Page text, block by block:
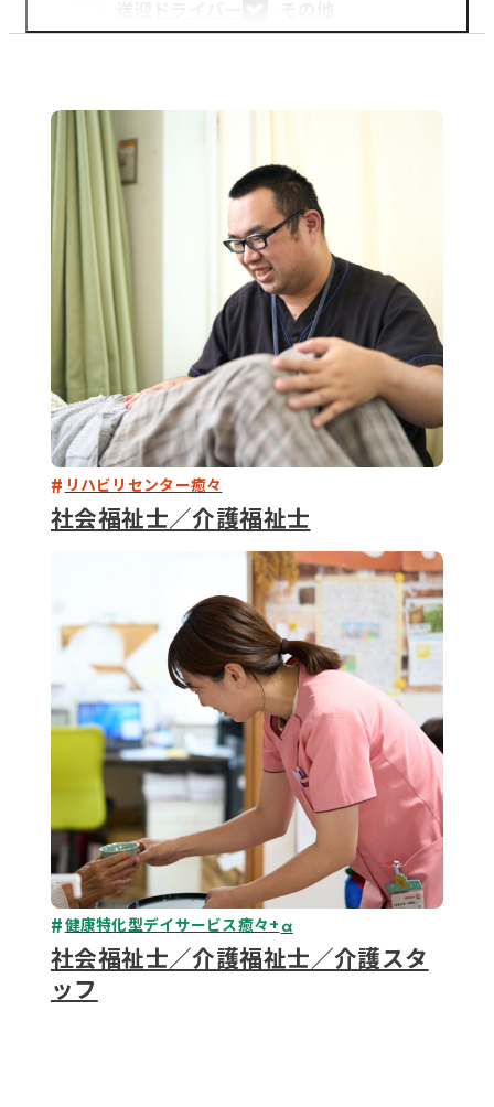
お知らせ
ENTRY
リハビリセンター癒々
社会福祉士／介護福祉士
健康特化型デイサービス癒々+α
社会福祉士／介護福祉士／介護スタ
ッフ